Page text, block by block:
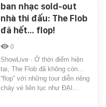
ban nhạc sold-out
nhà thi đấu: The Flob
đã hết… flop!
0
ShowLive · Ở thời điểm hiện
tại, The Flob đã không còn…
“flop” với những tour diễn riêng
cháy vé liên tục như ĐẠI…